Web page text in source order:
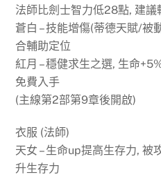
法師比劍士智力低28點, 建議
蒼白 – 技能增傷(蒂德天賦/
合輔助定位
紅月 – 穩健求生之選, 生命
免費入手
(主線第2部第9章後開啟)
衣服 (法師)
天女 – 生命up提高生存力,
升生存力